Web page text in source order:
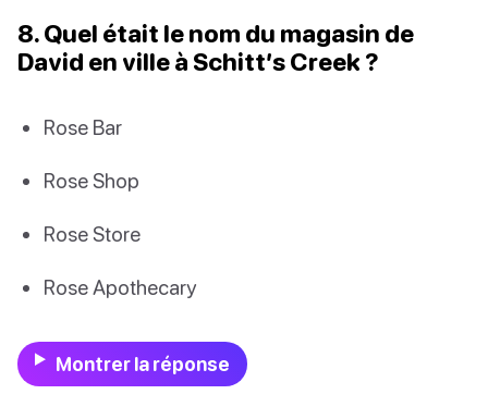
8. Quel était le nom du magasin de
David en ville à Schitt’s Creek ?
Rose Bar
Rose Shop
Rose Store
Rose Apothecary
Montrer la réponse